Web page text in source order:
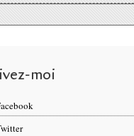
moi